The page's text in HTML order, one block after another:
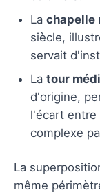
La chapelle
siècle,
servait
La tour
d'origine,
l'écart entre
complexe
La
même